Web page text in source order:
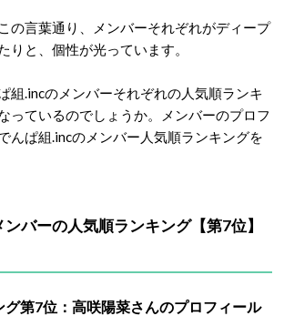
の言葉通り、メンバーそれぞれがディープ
りと、個性が光っています。
組.incのメンバーそれぞれの人気順ランキ
っているのでしょうか。メンバーのプロフ
んぱ組.incのメンバー人気順ランキングを
バーの人気順ランキング【第7位】
グ第7位：高咲陽菜さんのプロフィール